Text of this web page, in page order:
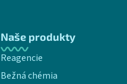
Naše produkty
Reagencie
Bežná chémia